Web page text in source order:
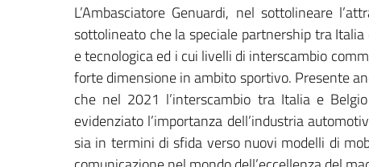
L’Ambasciatore Genuardi, nel sottolineare
sottolineato che la speciale partnership tra
e tecnologica ed i cui livelli di interscambio
forte dimensione in ambito sportivo. Presente
che nel 2021 l’interscambio tra Italia e
evidenziato l’importanza dell’industria
sia in termini di sfida verso nuovi modelli di